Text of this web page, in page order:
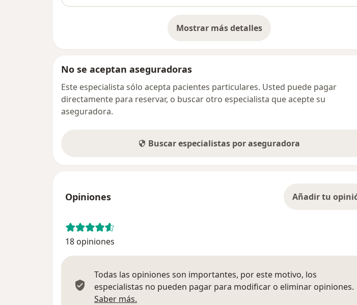
Mostrar más detalles
sobre la dirección
No se aceptan aseguradoras
Este especialista sólo acepta pacientes particulares. Usted puede pagar
directamente para reservar, o buscar otro especialista que acepte su
aseguradora.
Buscar especialistas por aseguradora
Opiniones Añadir tu
18 opiniones
Todas las opiniones son importantes, por este motivo, los
especialistas no pueden pagar para modificar o eliminar opiniones.
Saber más.